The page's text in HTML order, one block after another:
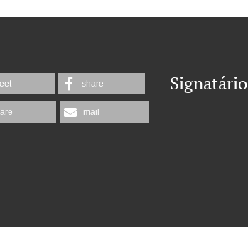
share
mail
Signatário